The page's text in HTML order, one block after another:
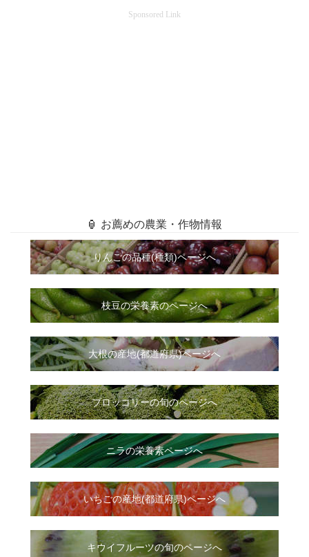
Sponsored Link
🏮 お薦めの農業・作物情報
りんごの品種(種類)ページへ
枝豆の栄養素のページへ
大根の産地(都道府県)ページへ
ブロッコリーの旬のページへ
ニラの栄養素ページへ
いちごの産地(都道府県)ページへ
キウイフルーツの旬のページへ